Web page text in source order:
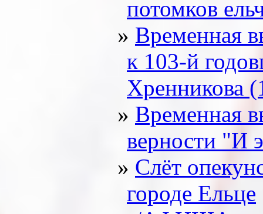
потомков
Временная
к 103-й
Хренникова
Временная
верности "И
Слёт
городе Ельце